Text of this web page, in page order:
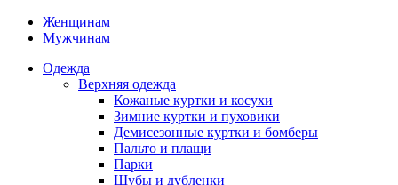
Женщинам
Мужчинам
Одежда
Верхняя одежда
Кожаные куртки и косухи
Зимние куртки и пуховики
Демисезонные куртки и бомберы
Пальто и плащи
Парки
Шубы и дубленки